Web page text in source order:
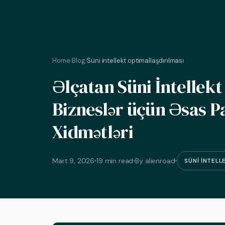
Home/Blog/Süni intellekt optimallaşdırılması
Əlçatan Süni İntellekt
Bizneslər üçün Əsas
Xidmətləri
Mart 9, 2026 19 min read By alienroad SÜNI